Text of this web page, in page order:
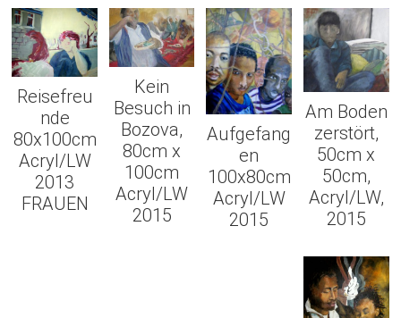
Reisefreu
nde
80x100cm
Acryl/LW
2013
FRAUEN
Kein
Besuch in
Bozova,
80cm x
100cm
Acryl/LW
2015
Aufgefang
en
100x80cm
Acryl/LW
2015
Am Boden
zerstört,
50cm x
50cm,
Acryl/LW,
2015